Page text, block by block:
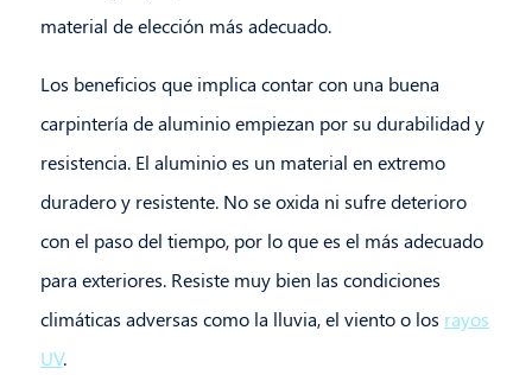
material de elección más adecuado.
Los beneficios que implica contar con una buena
carpintería de aluminio empiezan por su durabilidad y
resistencia. El aluminio es un material en extremo
duradero y resistente. No se oxida ni sufre deterioro
con el paso del tiempo, por lo que es el más adecuado
para exteriores. Resiste muy bien las condiciones
climáticas adversas como la lluvia, el viento o los rayos
UV.